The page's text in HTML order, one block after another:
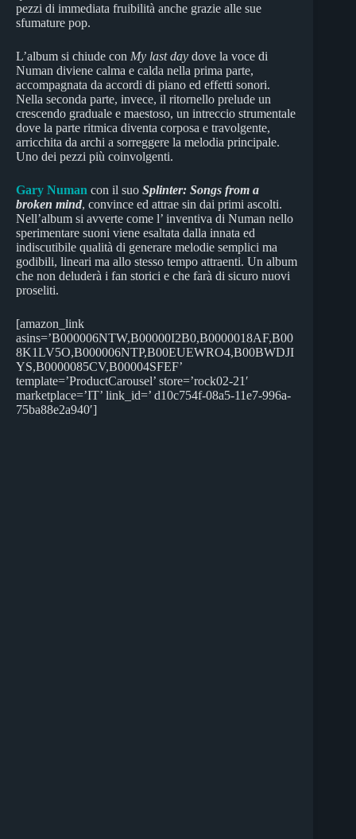
pezzi di immediata fruibilità anche grazie alle sue
sfumature pop.
L’album si chiude con My last day dove la voce di
Numan diviene calma e calda nella prima parte,
accompagnata da accordi di piano ed effetti sonori.
Nella seconda parte, invece, il ritornello prelude un
crescendo graduale e maestoso, un intreccio strumentale
dove la parte ritmica diventa corposa e travolgente,
arricchita da archi a sorreggere la melodia principale.
Uno dei pezzi più coinvolgenti.
Gary Numan con il suo Splinter: Songs from a
broken mind, convince ed attrae sin dai primi ascolti.
Nell’album si avverte come l’ inventiva di Numan nello
sperimentare suoni viene esaltata dalla innata ed
indiscutibile qualità di generare melodie semplici ma
godibili, lineari ma allo stesso tempo attraenti. Un album
che non deluderà i fan storici e che farà di sicuro nuovi
proseliti.
[amazon_link
asins=’B000006NTW,B00000I2B0,B0000018AF,B00
8K1LV5O,B000006NTP,B00EUEWRO4,B00BWDJI
YS,B0000085CV,B00004SFEF’
template=’ProductCarousel’ store=’rock02-21′
marketplace=’IT’ link_id=’ d10c754f-08a5-11e7-996a-
75ba88e2a940′]